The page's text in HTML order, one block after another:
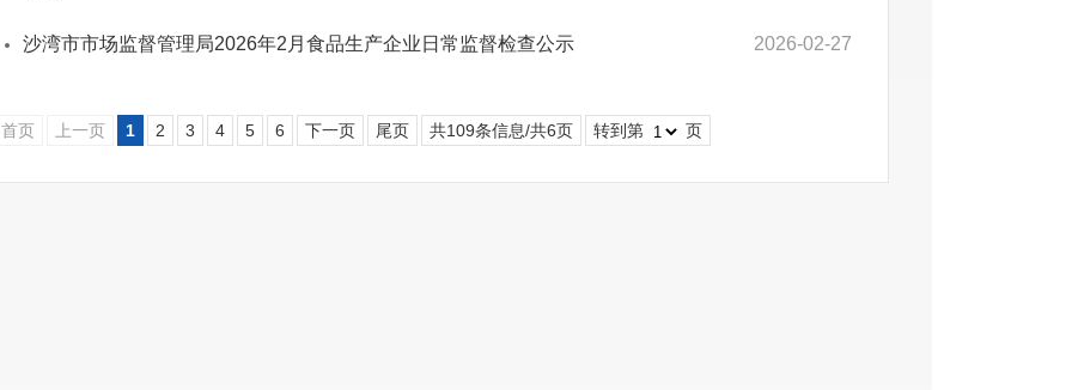
2026-02-27
沙湾市市场监督管理局2026年2月食品生产企业日常监督检查公示
首页 上一页 1 2 3 4 5 6 下一页 尾页 共109条信息/共6页 转到第 页